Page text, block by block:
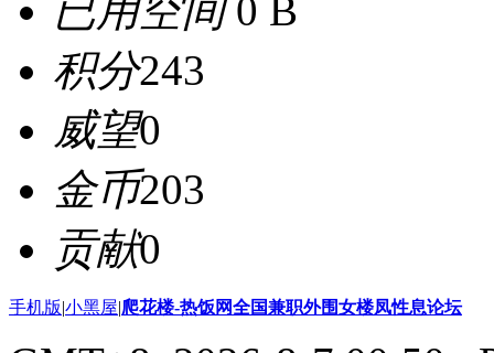
已用空间0 B
积分243
威望0
金币203
贡献0
手机版|小黑屋|爬花楼-热饭网全国兼职外围女楼凤性息论坛